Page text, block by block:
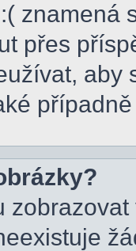
znamená
přes
aby